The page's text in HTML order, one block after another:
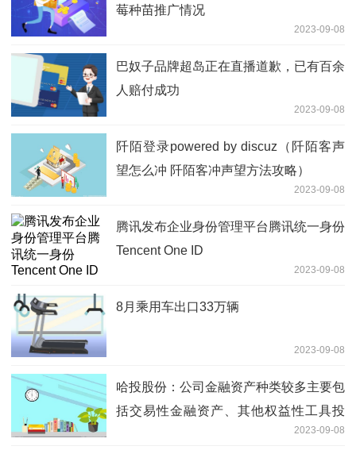
莓种苗推广情况
2023-09-08
巴奴子品牌超岛正在直播道歉，已有百余
人赔付成功
2023-09-08
阡陌登录powered by discuz（阡陌客声
望怎么冲 阡陌客冲声望方法攻略）
2023-09-08
腾讯发布企业身份管理平台腾讯统一身份
Tencent One ID
2023-09-08
8月乘用车出口33万辆
2023-09-08
哈投股份：公司金融资产种类较多主要包
括交易性金融资产、其他权益性工具投
资、应收款项、买入返售金融资产、其他
2023-09-08